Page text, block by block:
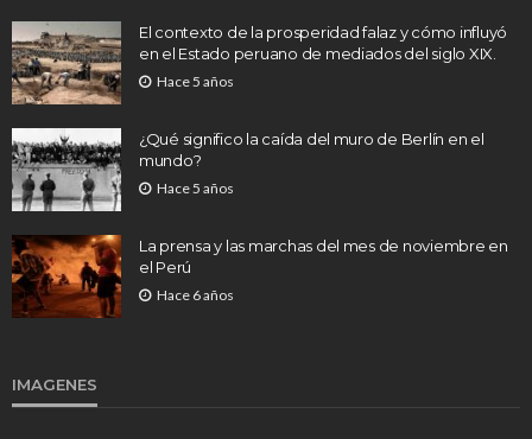
El contexto de la prosperidad falaz y cómo influyó
en el Estado peruano de mediados del siglo XIX.
Hace 5 años
¿Qué significo la caída del muro de Berlín en el
mundo?
Hace 5 años
La prensa y las marchas del mes de noviembre en
el Perú
Hace 6 años
IMAGENES